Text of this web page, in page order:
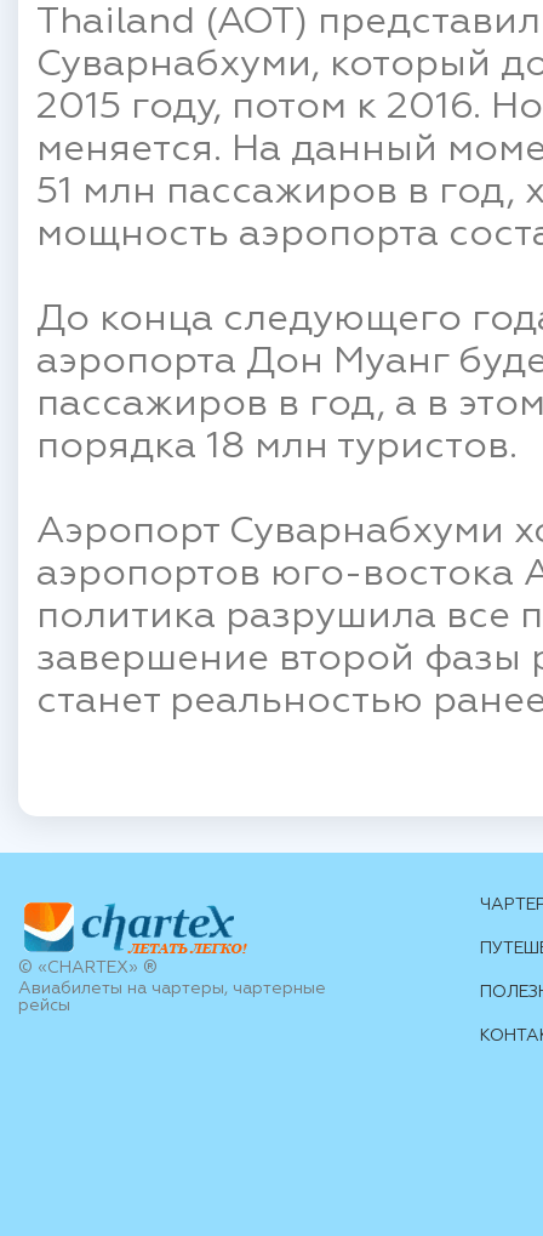
Thailand (AOT)
Суварнабхуми, который
2015 году, потом к 2016.
меняется. На данный
51 млн пассажиров в год,
мощность аэропорта
До конца следующего
аэропорта Дон Муанг
пассажиров в год, а в
порядка 18 млн туристов.
Аэропорт Суварнабхуми
аэропортов юго-востока
политика разрушила все
завершение второй фазы
станет реальностью
© «CHARTEX» ®
Авиабилеты на чартеры, чартерные
рейсы